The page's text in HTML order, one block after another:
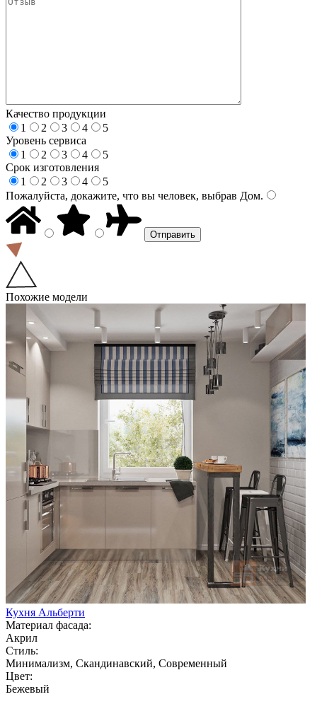
Качество продукции
1
2 3 4
5
Уровень сервиса
1
2 3 4
5
Срок изготовления
1
2 3 4
5
Пожалуйста, докажите, что вы человек, выбрав Дом.
Похожие модели
Кухня Альберти
Материал фасада:
Акрил
Стиль:
Минимализм, Скандинавский, Современный
Цвет:
Бежевый